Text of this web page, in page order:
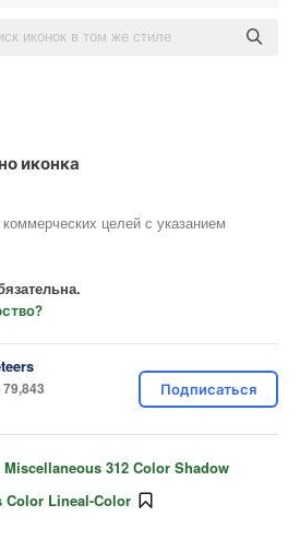
lineal-color
иконка
целей с указанием
Подписаться
Miscellaneous 312 Color Shadow
Color Lineal-Color